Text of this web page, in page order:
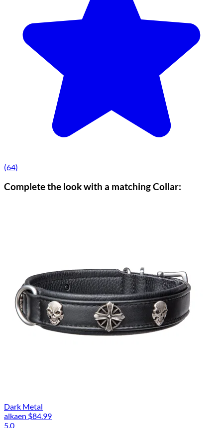
(64)
Complete the look with a matching Collar:
Dark Metal
alkaen $84.99
5.0